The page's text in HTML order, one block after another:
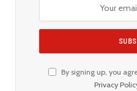
By signing up, you
Privacy